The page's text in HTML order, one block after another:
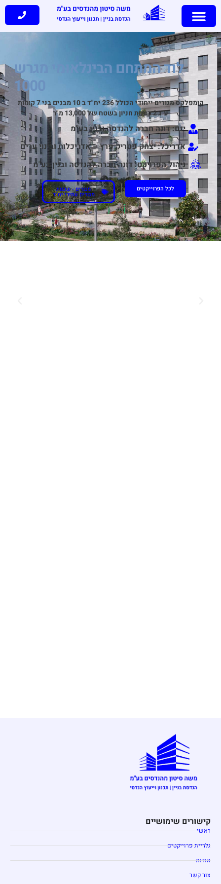
לוד המתחם הבינלאומי מגרש
1000
קומפלקס מגורים ייחודי הכולל 236 יח"ד ב 10 מבנים בני 7 קומות
ע"ג 2 קומות חניון בשטח של 13,000 מ"ר
יזם: דונה חברה להנדסה ובנין בע"מ
אדריכל: יצחק פטריק פרץ – אדריכלות ובינוי ערים
ניהול הפרויקט: דונה חברה להנדסה ובנין בע"מ
לכל הפרוייקטים מגורים - שכנות
מגורים עתירי יח"ד
קישורים שימושיים
ראשי
גלריית פרוייקטים
אודות
צור קשר